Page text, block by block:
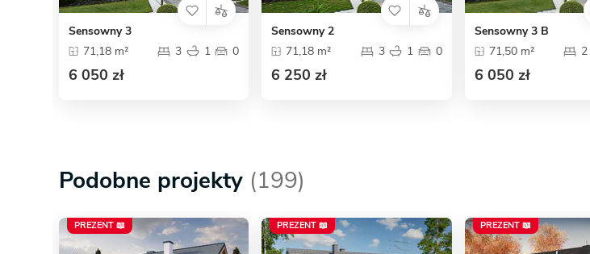
Sensowny 3
71,18 m²
3 1 0
6 050 zł
Sensowny 2
71,18 m²
3 1 0
6 250 zł
Sensowny 3 B
71,50 m²
2
6 050 zł
Podobne projekty (199)
PREZENT 📖 PREZENT 📖 PREZENT 📖